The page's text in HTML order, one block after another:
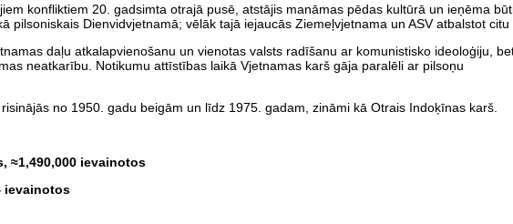
konfliktiem 20. gadsimta otrajā pusē, atstājis manāmas pēdas kultūrā un ieņēma
pilsoniskais Dienvidvjetnamā; vēlāk tajā iejaucās Ziemeļvjetnama un ASV atbalstot citu
daļu atkalapvienošanu un vienotas valsts radīšanu ar komunistisko ideoloģiju,
neatkarību. Notikumu attīstības laikā Vjetnamas karš gāja paralēli ar pilsoņu
no 1950. gadu beigām un līdz 1975. gadam, zināmi kā Otrais Indoķīnas karš.
≈1,490,000 ievainotos
ievainotos